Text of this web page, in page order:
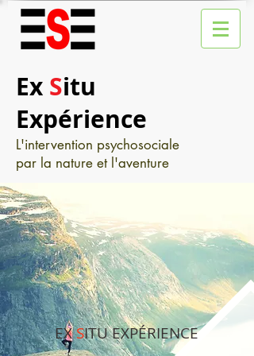
Ex Situ
Expérience
L'intervention psychosociale
par la nature et l'aventure
EXSITU EXPÉRIENCE